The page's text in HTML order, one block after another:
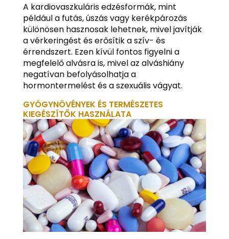
A kardiovaszkuláris edzésformák, mint
például a futás, úszás vagy kerékpározás
különösen hasznosak lehetnek, mivel javítják
a vérkeringést és erősítik a szív- és
érrendszert. Ezen kívül fontos figyelni a
megfelelő alvásra is, mivel az alváshiány
negatívan befolyásolhatja a
hormontermelést és a szexuális vágyat.
GYÓGYNÖVÉNYEK ÉS TERMÉSZETES
KIEGÉSZÍTŐK HASZNÁLATA